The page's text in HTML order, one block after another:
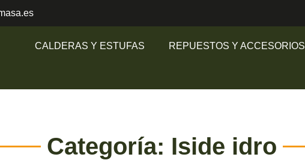
CALDERAS Y ESTUFAS REPUESTOS Y ACCESORIOS
Categoría: Iside idro